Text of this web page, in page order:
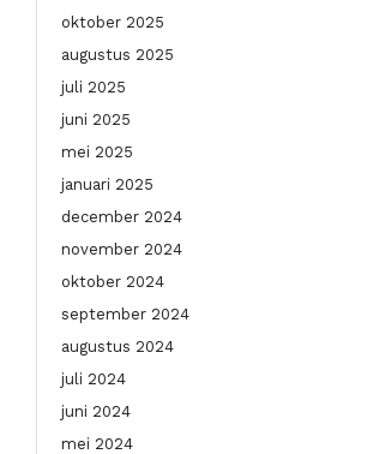
oktober 2025
augustus 2025
juli 2025
juni 2025
mei 2025
januari 2025
december 2024
november 2024
oktober 2024
september 2024
augustus 2024
juli 2024
juni 2024
mei 2024